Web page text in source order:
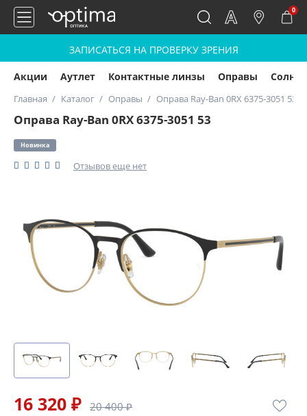
0
ЗАПИСАТЬСЯ НА ПРОВЕРКУ ЗРЕНИЯ
Акции Аутлет Контактные линзы Оправы
Главная Каталог Оправы Оправа Ray-Ban 0RX 6375-3051 53
Оправа Ray-Ban 0RX 6375-3051 53
Новинка
Отзывов еще нет
16 320 ₽ 20 400 ₽